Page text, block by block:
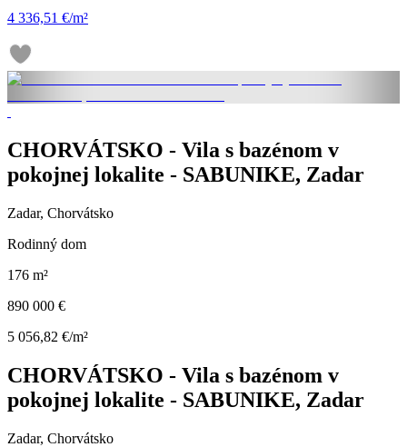
4 336,51 €/m²
CHORVÁTSKO - Vila s bazénom v
pokojnej lokalite - SABUNIKE, Zadar
Zadar, Chorvátsko
Rodinný dom
176 m²
890 000 €
5 056,82 €/m²
CHORVÁTSKO - Vila s bazénom v
pokojnej lokalite - SABUNIKE, Zadar
Zadar, Chorvátsko